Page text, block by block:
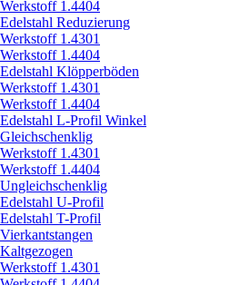
Werkstoff 1.4404
Edelstahl Reduzierung
Werkstoff 1.4301
Werkstoff 1.4404
Edelstahl Klöpperböden
Werkstoff 1.4301
Werkstoff 1.4404
Edelstahl L-Profil Winkel
Gleichschenklig
Werkstoff 1.4301
Werkstoff 1.4404
Ungleichschenklig
Edelstahl U-Profil
Edelstahl T-Profil
Vierkantstangen
Kaltgezogen
Werkstoff 1.4301